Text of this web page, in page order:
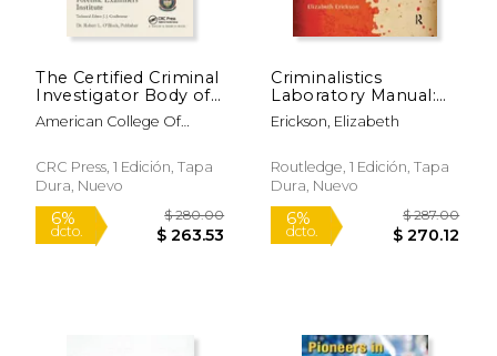
The Certified Criminal
Investigator Body of
Knowledge (en
Inglés)
American College Of
CRC Press, 1 Edición, Tapa
Dura, Nuevo
Criminalistics
Laboratory Manual:
The Basics of
Forensic
Inglés)
Erickson, Elizabeth
Routledge, 1 Edición, Tapa
Dura, Nuevo